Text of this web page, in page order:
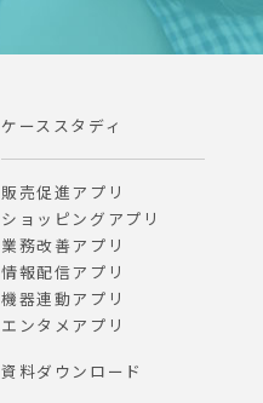
ケーススタディ
販売促進アプリ
ショッピングアプリ
業務改善アプリ
情報配信アプリ
機器連動アプリ
エンタメアプリ
資料ダウンロード